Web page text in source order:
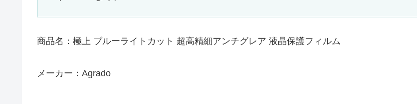
商品名：極上 ブルーライトカット 超高精細アンチグレア 液晶保護フィルム
メーカー：Agrado